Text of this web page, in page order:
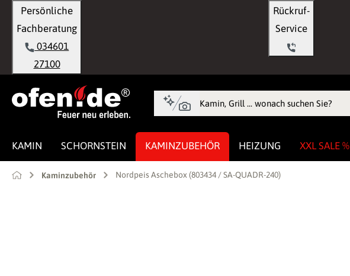
Zur Hauptnavigation springen
Persönliche
Fachberatung
034601
27100
Rückruf-
KAMIN SCHORNSTEIN KAMINZUBEHÖR HEIZUNG XXL SALE %
Kaminzubehör Nordpeis Aschebox (803434 / SA-QUADR-240)